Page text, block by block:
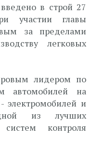
в строй 27
участии главы
за пределами
легковых
лидером по
автомобилей на
электромобилей и
из лучших
контроля